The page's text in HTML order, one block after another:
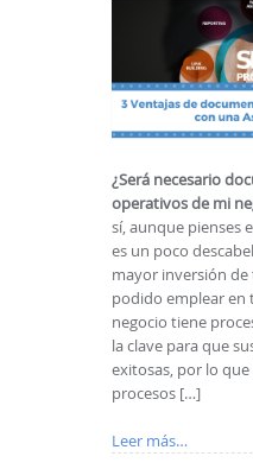
¿Será necesario
operativos de mi
sí, aunque pienses
es un poco
mayor inversión
podido emplear
negocio tiene
la clave para que
exitosas, por lo
procesos […]
Leer más…